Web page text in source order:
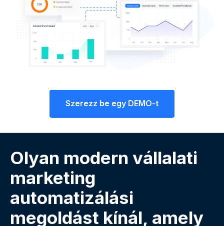
Szerezz be egy DEMO-t
Olyan modern vállalati
marketing
automatizálási
megoldást kínál, amely